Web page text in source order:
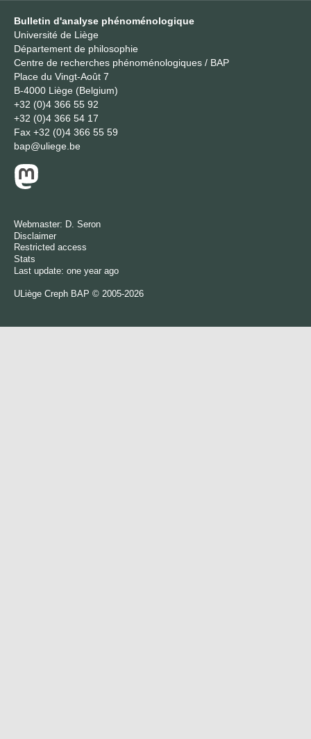
Bulletin d'analyse phénoménologique
Université de Liège
Département de philosophie
Centre de recherches phénoménologiques / BAP
Place du Vingt-Août 7
B-4000 Liège (Belgium)
+32 (0)4 366 55 92
+32 (0)4 366 54 17
Fax +32 (0)4 366 55 59
bap@uliege.be
Webmaster: D. Seron
Disclaimer
Restricted access
Stats
Last update: one year ago
ULiège Creph BAP © 2005-2026